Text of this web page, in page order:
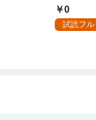
負をする
した第1
0
試読フル